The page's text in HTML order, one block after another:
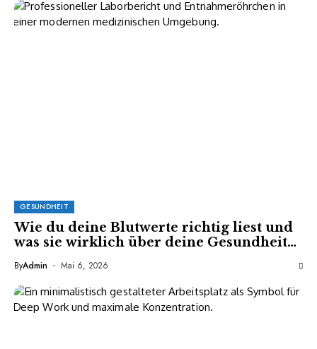
GESUNDHEIT
Wie du deine Blutwerte richtig liest und
was sie wirklich über deine Gesundheit
ByAdmin Mai 6, 2026